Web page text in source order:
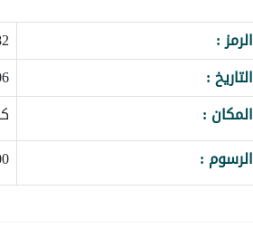
الرمز :
التاريخ :
06 - 10
المكان :
الرسوم :